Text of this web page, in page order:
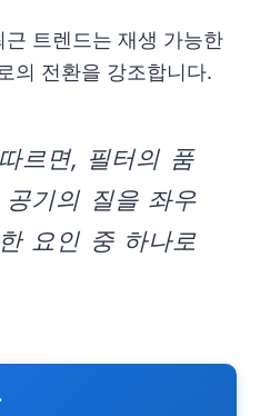
트렌드는 재생 가능한
의 전환을 강조합니다.
르면, 필터의 품
기의 질을 좌우
요인 중 하나로